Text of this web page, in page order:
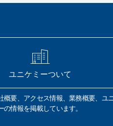
ユニケミーついて
概要、アクセス情報、業務概要、ユ
の情報を掲載しています。